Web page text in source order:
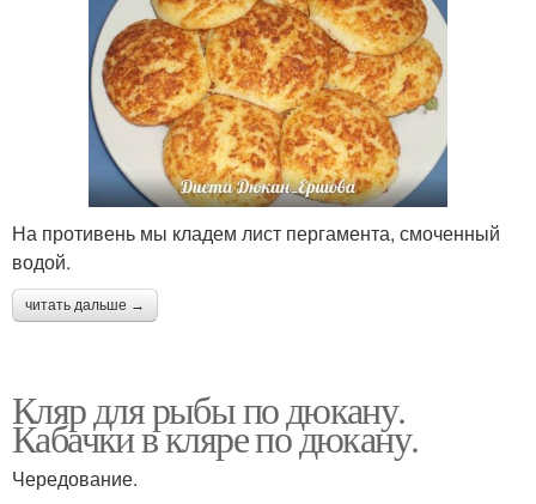
На противень мы кладем лист пергамента, смоченный
водой.
читать дальше →
Кляр для рыбы по дюкану.
Кабачки в кляре по дюкану.
Чередование.